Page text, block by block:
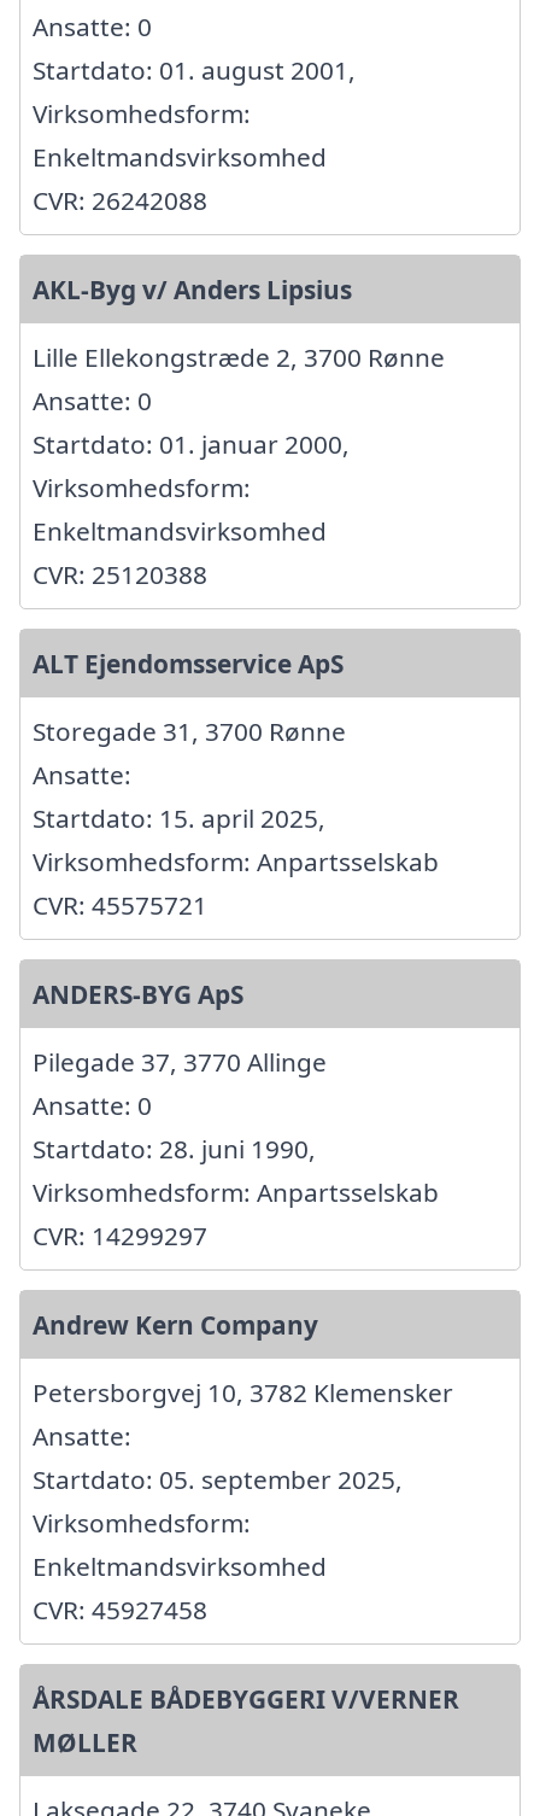
Ansatte: 0
Startdato: 01. august 2001,
Virksomhedsform:
Enkeltmandsvirksomhed
CVR: 26242088
AKL-Byg v/ Anders Lipsius
Lille Ellekongstræde 2, 3700 Rønne
Ansatte: 0
Startdato: 01. januar 2000,
Virksomhedsform:
Enkeltmandsvirksomhed
CVR: 25120388
ALT Ejendomsservice ApS
Storegade 31, 3700 Rønne
Ansatte:
Startdato: 15. april 2025,
Virksomhedsform: Anpartsselskab
CVR: 45575721
ANDERS-BYG ApS
Pilegade 37, 3770 Allinge
Ansatte: 0
Startdato: 28. juni 1990,
Virksomhedsform: Anpartsselskab
CVR: 14299297
Andrew Kern Company
Petersborgvej 10, 3782 Klemensker
Ansatte:
Startdato: 05. september 2025,
Virksomhedsform:
Enkeltmandsvirksomhed
CVR: 45927458
ÅRSDALE BÅDEBYGGERI V/VERNER
MØLLER